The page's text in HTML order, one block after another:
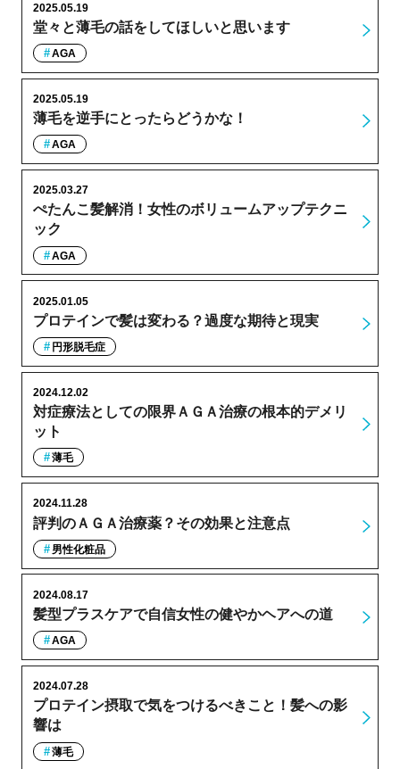
堂々と薄毛の話をしてほしいと思います
2025.05.19
AGA
薄毛を逆手にとったらどうかな！
2025.05.19
AGA
ぺたんこ髪解消！女性のボリュームアップテクニ
ック
2025.03.27
AGA
プロテインで髪は変わる？過度な期待と現実
2025.01.05
円形脱毛症
対症療法としての限界ＡＧＡ治療の根本的デメリ
ット
2024.12.02
薄毛
評判のＡＧＡ治療薬？その効果と注意点
2024.11.28
男性化粧品
髪型プラスケアで自信女性の健やかヘアへの道
2024.08.17
AGA
プロテイン摂取で気をつけるべきこと！髪への影
響は
2024.07.28
薄毛